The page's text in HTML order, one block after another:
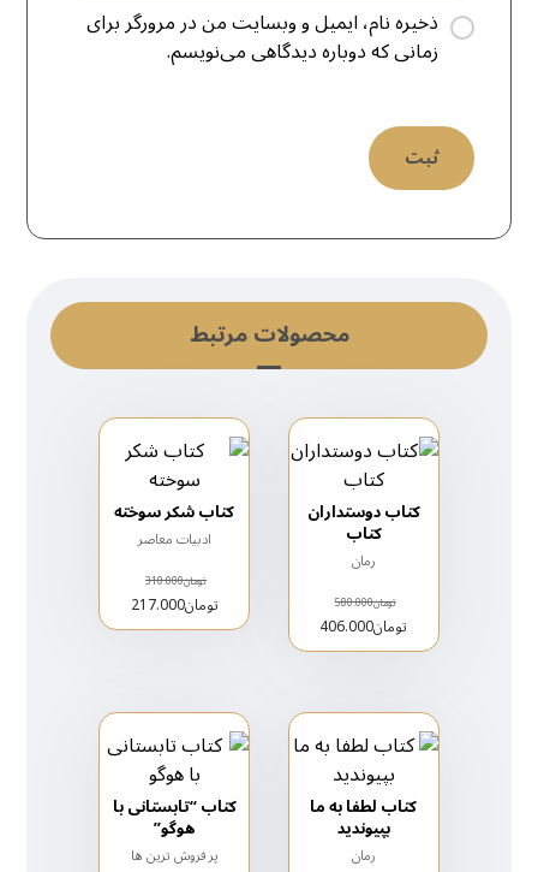
ذخیره نام، ایمیل و وبسایت من در مرورگر برای
زمانی که دوباره دیدگاهی می‌نویسم.
محصولات مرتبط
کتاب دوستداران
کتاب
رمان
تومان580.000
تومان406.000
کتاب شکر سوخته
ادبیات معاصر
تومان310.000
تومان217.000
کتاب لطفا به ما
بپیوندید
رمان
کتاب “تابستانی با
هوگو”
پر فروش ترین ها